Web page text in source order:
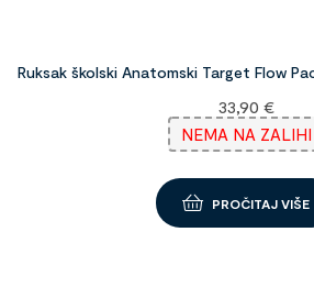
Ruksak školski Anatomski Target Flow
33,90 €
NEMA NA ZALIHI
PROČITAJ VIŠE